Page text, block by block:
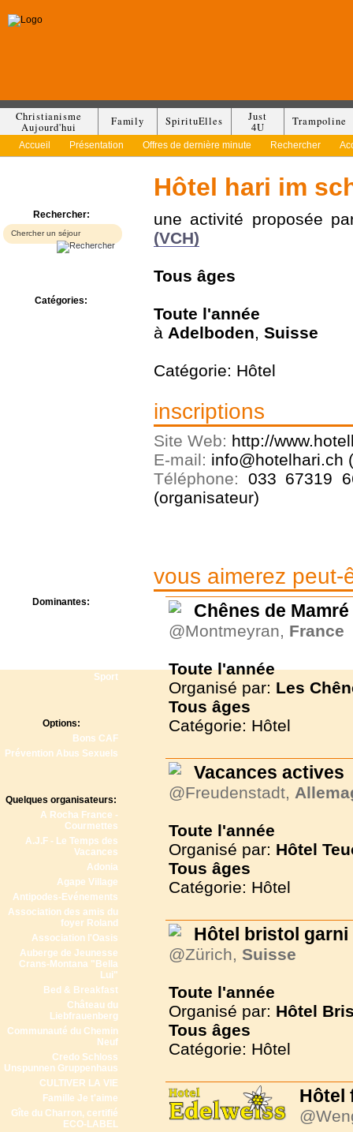
Christianisme
Aujourd'hui
Family SpirituElles
Just
4U
Trampoline
Accueil Présentation Offres de dernière minute Rechercher
Rechercher:
Catégories:
Dominantes:
Sport
Options:
Bons CAF
Prévention Abus Sexuels
Quelques organisateurs:
A Rocha France -
Courmettes
A.J.F - Le Temps des
Vacances
Adonia
Agape Village
Antipodes-Evénements
Association des amis du
foyer Roland
Association l'Oasis
Auberge de Jeunesse
Crans-Montana "Bella
Lui"
Bed & Breakfast
Château du
Liebfrauenberg
Communauté du Chemin
Neuf
Credo Schloss
Unspunnen Gruppenhaus
CULTIVER LA VIE
Famille Je t'aime
Gîte du Charron, certifié
ECO-LABEL
Hôtel hari im
une activité proposée
(VCH)
Tous âges
Toute l'année
à Adelboden, Suisse
Catégorie: Hôtel
inscriptions
Site Web: http://
E-mail: info@hotelhari.ch
Téléphone: 033 67319
(organisateur)
vous aimerez peut-
Chênes de Mamré
@Montmeyran, France
Toute l'année
Organisé par: Les
Tous âges
Catégorie: Hôtel
Vacances actives
@Freudenstadt,
Toute l'année
Organisé par: Hôtel
Tous âges
Catégorie: Hôtel
Hôtel bristol garni
@Zürich, Suisse
Toute l'année
Organisé par: Hôtel
Tous âges
Catégorie: Hôtel
Hôtel